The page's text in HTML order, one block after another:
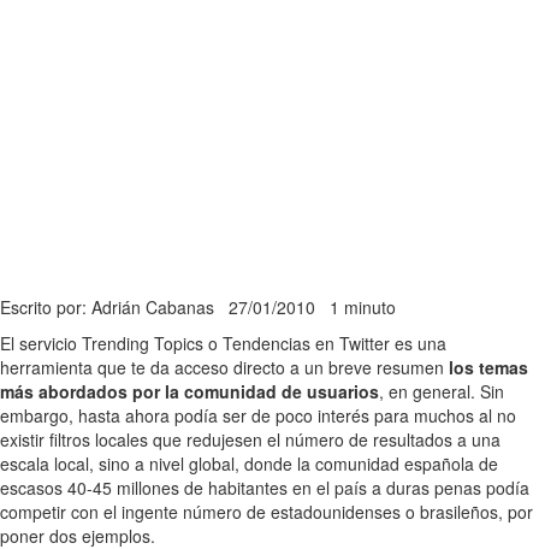
Escrito por: Adrián Cabanas 27/01/2010 1 minuto
El servicio Trending Topics o Tendencias en Twitter es una
herramienta que te da acceso directo a un breve resumen los temas
más abordados por la comunidad de usuarios, en general. Sin
embargo, hasta ahora podía ser de poco interés para muchos al no
existir filtros locales que redujesen el número de resultados a una
escala local, sino a nivel global, donde la comunidad española de
escasos 40-45 millones de habitantes en el país a duras penas podía
competir con el ingente número de estadounidenses o brasileños, por
poner dos ejemplos.